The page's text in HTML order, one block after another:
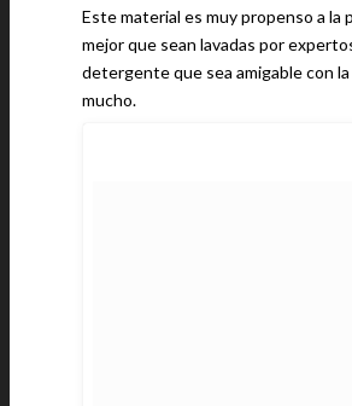
Este material es muy propenso a la
mejor que sean lavadas por
detergente que sea amigable con
mucho.